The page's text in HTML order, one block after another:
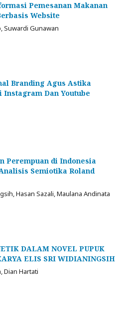
Pemesanan Makanan
Website
Suwardi Gunawan
Branding Agus Astika
Dan Youtube
Perempuan di Indonesia
Semiotika Roland
Hasan Sazali, Maulana Andinata
DALAM NOVEL PUPUK
ELIS SRI WIDIANINGSIH
Dian Hartati